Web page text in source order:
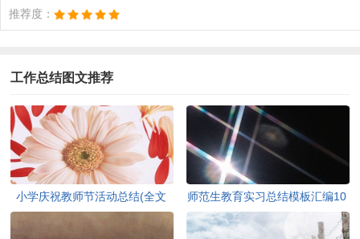
推荐度：
工作总结图文推荐
小学庆祝教师节活动总结(全文
共12798字)
师范生教育实习总结模板汇编10
篇(全文共16815字)